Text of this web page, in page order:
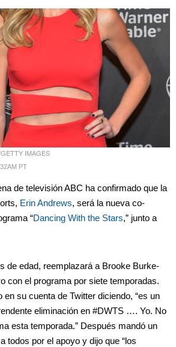
IMAGES
PT
de televisión ABC ha confirmado que la
Erin Andrews, será la nueva co-
“Dancing With the Stars,” junto a
de edad, reemplazará a Brooke Burke-
con el programa por siete temporadas.
en su cuenta de Twitter diciendo, “es un
eliminación en #DWTS …. Yo. No
esta temporada.” Después mandó un
todos por el apoyo y dijo que “los